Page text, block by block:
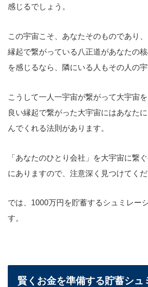
感じるでしょう。
この宇宙こそ、あなたそのものであり、
縁起で繋がっている八正道があなたの
を感じるなら、隣にいる人もその人の宇
こうして一人一宇宙が繋がって大宇宙を
良い縁起で繋がった大宇宙にはあなた
んでくれる法則があります。
「あなたのひとり会社」を大宇宙に繋
にありますので、注意深く見つけてくだ
では、1000万円を貯蓄するシュミレー
す。
賢くお金を準備する貯蓄シュ